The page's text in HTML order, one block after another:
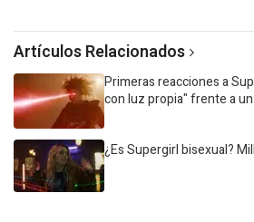
Artículos Relacionados
Primeras reacciones a
con luz propia" frente a
¿Es Supergirl bisexual?